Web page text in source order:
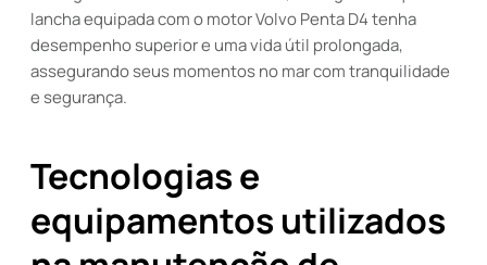
lancha equipada com o motor Volvo Penta D4 tenha
desempenho superior e uma vida útil prolongada,
assegurando seus momentos no mar com tranquilidade
e segurança.
Tecnologias e
equipamentos utilizados